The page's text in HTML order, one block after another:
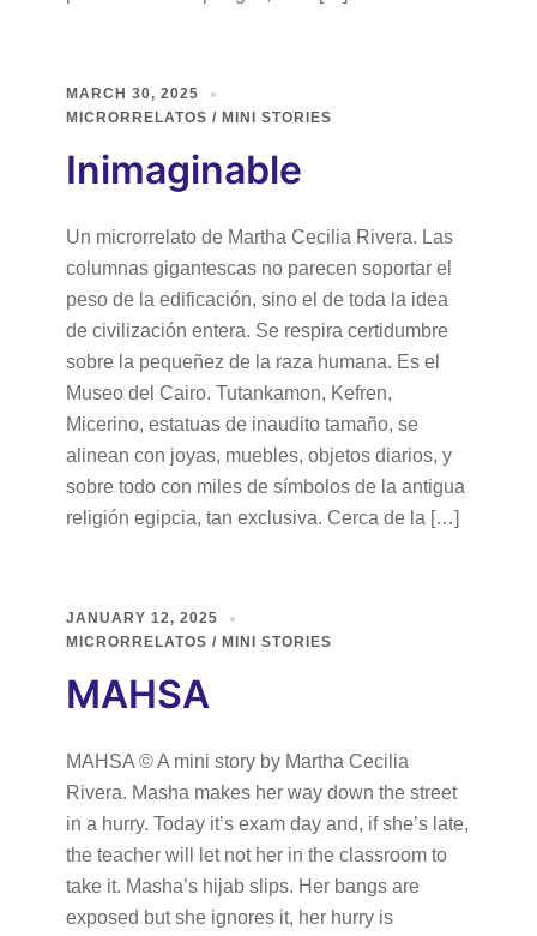
MARCH 30, 2025
MICRORRELATOS / MINI STORIES
Inimaginable
Un microrrelato de Martha Cecilia Rivera. Las
columnas gigantescas no parecen soportar el
peso de la edificación, sino el de toda la idea
de civilización entera. Se respira certidumbre
sobre la pequeñez de la raza humana. Es el
Museo del Cairo. Tutankamon, Kefren,
Micerino, estatuas de inaudito tamaño, se
alinean con joyas, muebles, objetos diarios, y
sobre todo con miles de símbolos de la antigua
religión egipcia, tan exclusiva. Cerca de la […]
JANUARY 12, 2025
MICRORRELATOS / MINI STORIES
MAHSA
MAHSA © A mini story by Martha Cecilia
Rivera. Masha makes her way down the street
in a hurry. Today it’s exam day and, if she’s late,
the teacher will let not her in the classroom to
take it. Masha’s hijab slips. Her bangs are
exposed but she ignores it, her hurry is